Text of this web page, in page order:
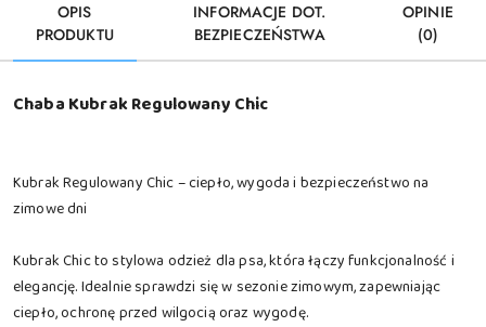
OPIS
PRODUKTU
INFORMACJE DOT.
BEZPIECZEŃSTWA
OPINIE
(0)
Chaba Kubrak Regulowany Chic
Kubrak Regulowany Chic – ciepło, wygoda i bezpieczeństwo na
zimowe dni
Kubrak Chic to stylowa odzież dla psa, która łączy funkcjonalność i
elegancję. Idealnie sprawdzi się w sezonie zimowym, zapewniając
ciepło, ochronę przed wilgocią oraz wygodę.